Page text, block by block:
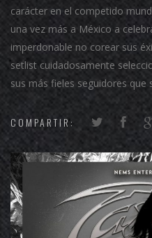
carácter en el competido
una vez más a México a
imperdonable no corear sus
setlist cuidadosamente
sus más fieles seguidores que
COMPARTIR: